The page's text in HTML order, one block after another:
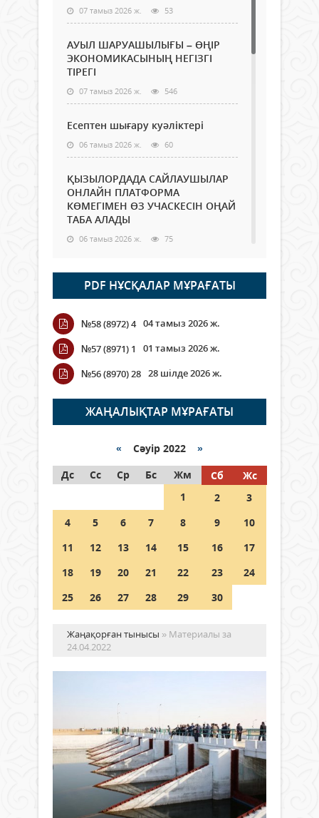
07 тамыз 2026 ж. 53
АУЫЛ ШАРУАШЫЛЫҒЫ – ӨҢІР
ЭКОНОМИКАСЫНЫҢ НЕГІЗГІ
ТІРЕГІ
07 тамыз 2026 ж. 546
Есептен шығару куәліктері
06 тамыз 2026 ж. 60
ҚЫЗЫЛОРДАДА САЙЛАУШЫЛАР
ОНЛАЙН ПЛАТФОРМА
КӨМЕГІМЕН ӨЗ УЧАСКЕСІН ОҢАЙ
ТАБА АЛАДЫ
06 тамыз 2026 ж. 75
Open Air: Қызылорда облысы
полиция департаменті 20
мыңнан астам көрерменнің
қауіпсіздігін қамтамасыз етті
06 тамыз 2026 ж.
Wi-Fi ҚАБЫРҒА АРҚЫЛЫ ҚАЛАЙ
ӨТЕДІ?
06 тамыз 2026 ж. 253
граждане Казахстана,
05 тамыз 2026 ж. 132
Шетелде жүрген Қазақстан
азаматтары қалай дауыс бере
алады?
PDF НҰСҚАЛАР МҰРАҒАТЫ
№58 (8972) 4 04 тамыз 2026 ж.
№57 (8971) 1
01 тамыз 2026 ж.
№56 (8970) 28 28 шілде 2026 ж.
ЖАҢАЛЫҚТАР МҰРАҒАТЫ
« Сәуір 2022 »
Дс
Сс Ср Бс Жм Сб
Жс
1
2
3
4
5 6 7 8 9
10
11
12 13 14 15 16
17
18
19 20 21 22 23
24
25
26 27 28 29 30
Жаңақорған тынысы » Материалы за
24.04.2022
Қоғам
24 сәуір
2022 ж.
684
0
Толығырақ